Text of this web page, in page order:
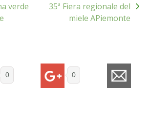
DI COLTIVAZIONE
verde
35ª Fiera regionale del
miele APiemonte
0 0